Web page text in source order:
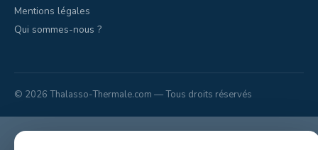
Mentions légales
Qui sommes-nous ?
© 2026 Thalasso-Thermale.com — Tous droits réservés